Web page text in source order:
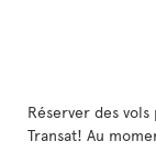
Réserver des
Transat! Au